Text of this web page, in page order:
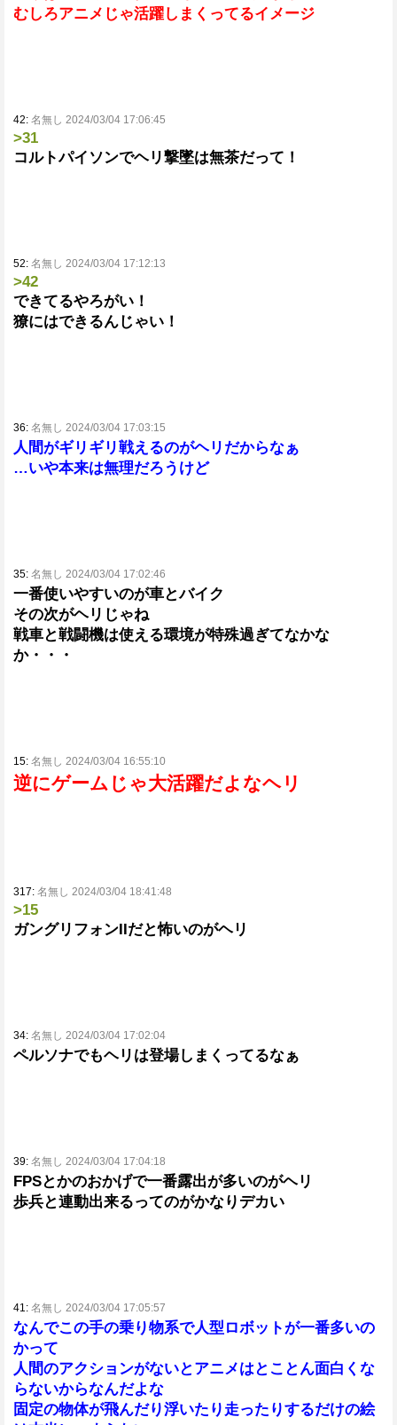
むしろアニメじゃ活躍しまくってるイメージ
42: 名無し 2024/03/04 17:06:45
>31
コルトパイソンでヘリ撃墜は無茶だって！
52: 名無し 2024/03/04 17:12:13
>42
できてるやろがい！
獠にはできるんじゃい！
36: 名無し 2024/03/04 17:03:15
人間がギリギリ戦えるのがヘリだからなぁ
…いや本来は無理だろうけど
35: 名無し 2024/03/04 17:02:46
一番使いやすいのが車とバイク
その次がヘリじゃね
戦車と戦闘機は使える環境が特殊過ぎてなかな
か・・・
15: 名無し 2024/03/04 16:55:10
逆にゲームじゃ大活躍だよなヘリ
317: 名無し 2024/03/04 18:41:48
>15
ガングリフォンIIだと怖いのがヘリ
34: 名無し 2024/03/04 17:02:04
ペルソナでもヘリは登場しまくってるなぁ
39: 名無し 2024/03/04 17:04:18
FPSとかのおかげで一番露出が多いのがヘリ
歩兵と連動出来るってのがかなりデカい
41: 名無し 2024/03/04 17:05:57
なんでこの手の乗り物系で人型ロボットが一番多いの
かって
人間のアクションがないとアニメはとことん面白くな
らないからなんだよな
固定の物体が飛んだり浮いたり走ったりするだけの絵